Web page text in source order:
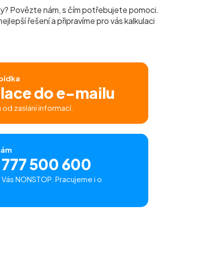
Povězte nám, s čím potřebujete pomoci.
řešení a připravíme pro vás kalkulaci
do e-mailu
od zaslání informací.
500 600
NONSTOP. Pracujeme i o